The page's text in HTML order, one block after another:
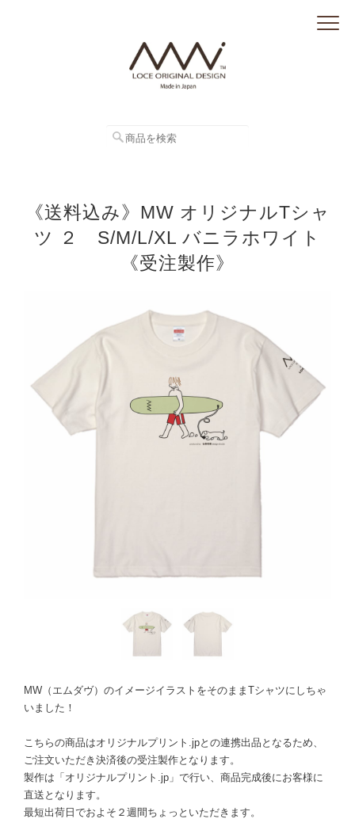
《送料込み》MW オリジナルTシャ
ツ ２ S/M/L/XL バニラホワイト
《受注製作》
MW（エムダヴ）のイメージイラストをそのままTシャツにしちゃ
いました！
こちらの商品はオリジナルプリント.jpとの連携出品となるため、
ご注文いただき決済後の受注製作となります。
製作は「オリジナルプリント.jp」で行い、商品完成後にお客様に
直送となります。
最短出荷日でおよそ２週間ちょっといただきます。